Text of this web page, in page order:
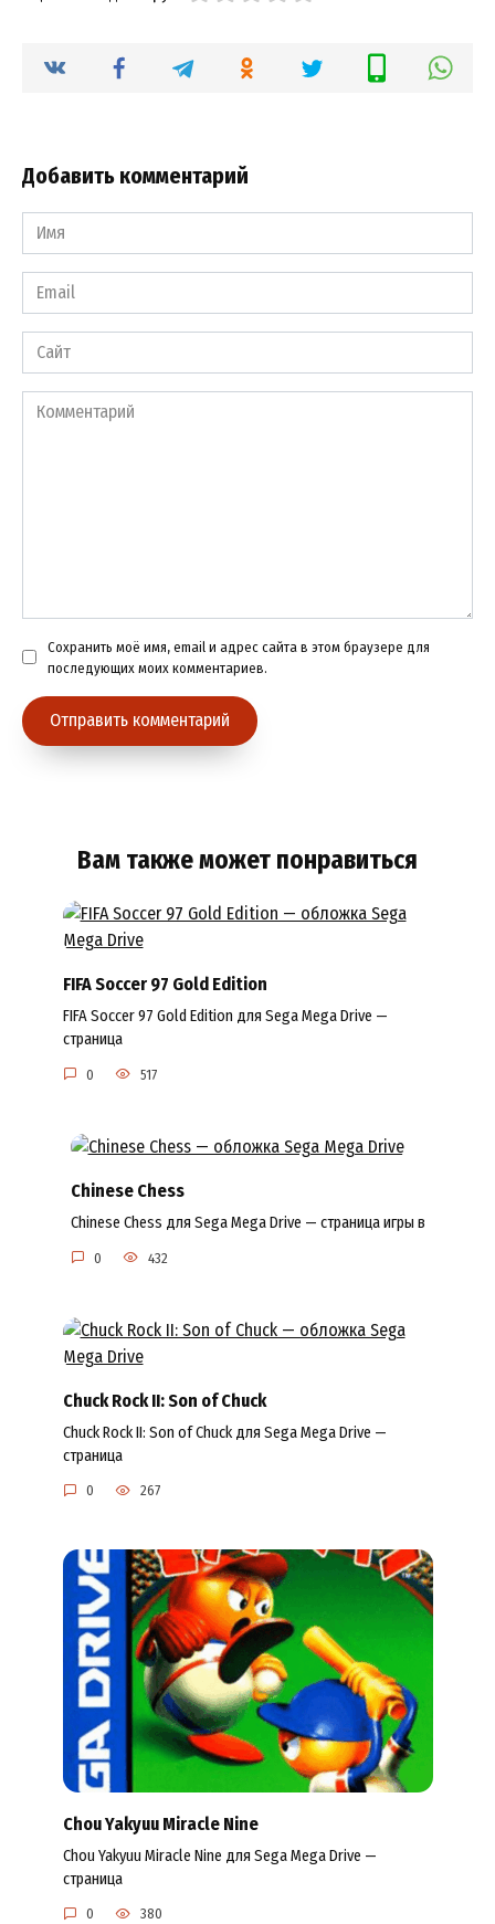
Добавить комментарий
Имя
*
Email
*
Сайт
Комментарий
Сохранить моё имя, email и адрес сайта в этом браузере для
последующих моих комментариев.
Вам также может понравиться
FIFA Soccer 97 Gold Edition
FIFA Soccer 97 Gold Edition для Sega Mega Drive —
страница
0 517
Chinese Chess
Chinese Chess для Sega Mega Drive — страница игры в
0 432
Chuck Rock II: Son of Chuck
Chuck Rock II: Son of Chuck для Sega Mega Drive —
страница
0 267
Chou Yakyuu Miracle Nine
Chou Yakyuu Miracle Nine для Sega Mega Drive —
страница
0 380